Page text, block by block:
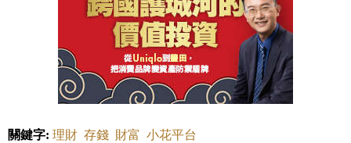
關鍵字: 理財 存錢 財富 小花平台